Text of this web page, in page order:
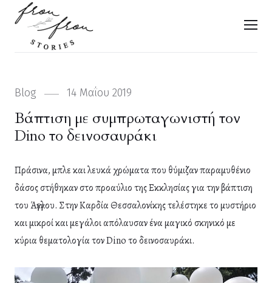
FROU FROU STORIES
Categories
Blog
Posted
14 Μαΐου 2019
Βάπτιση με συμπρωταγωνιστή τον
Dino το δεινοσαυράκι
Πράσινα, μπλε και λευκά χρώματα που θύμιζαν παραμυθένιο
δάσος στήθηκαν στο προαύλιο της Εκκλησίας για την βάπτιση
του Άγγελου. Στην Καρδία Θεσσαλονίκης τελέστηκε το μυστήριο
και μικροί και μεγάλοι απόλαυσαν ένα μαγικό σκηνικό με
κύρια θεματολογία τον Dino το δεινοσαυράκι.